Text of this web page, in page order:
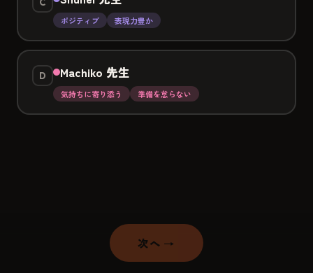
ポジティブ 表現力豊か
D Machiko 先生
気持ちに寄り添う 準備を怠らない
次へ →